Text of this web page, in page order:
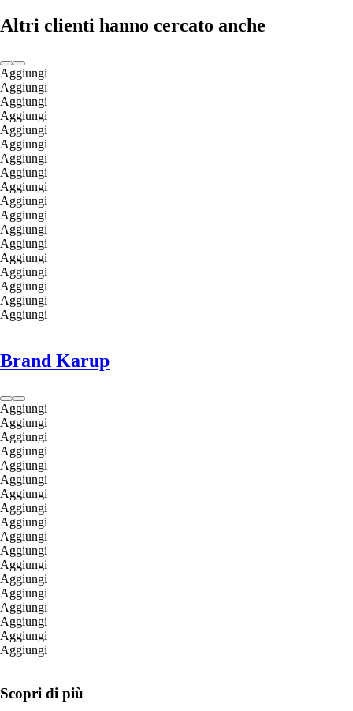
Altri clienti hanno cercato anche
Aggiungi
Aggiungi
Aggiungi
Aggiungi
Aggiungi
Aggiungi
Aggiungi
Aggiungi
Aggiungi
Aggiungi
Aggiungi
Aggiungi
Aggiungi
Aggiungi
Aggiungi
Aggiungi
Aggiungi
Aggiungi
Brand Karup
Aggiungi
Aggiungi
Aggiungi
Aggiungi
Aggiungi
Aggiungi
Aggiungi
Aggiungi
Aggiungi
Aggiungi
Aggiungi
Aggiungi
Aggiungi
Aggiungi
Aggiungi
Aggiungi
Aggiungi
Aggiungi
Scopri di più